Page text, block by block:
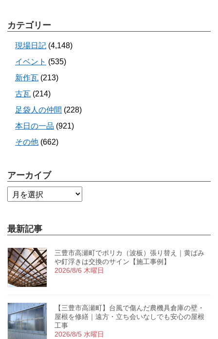
カテゴリー
現場日記 (4,148)
イベント (535)
新作瓦 (213)
古瓦 (214)
足袋人の仲間 (228)
本日の一品 (921)
その他 (662)
アーカイブ
最新記事
三豊市高瀬町でポリカ（波板）張り替え｜黄ばみ
や釘浮きは交換のサイン【施工事例】
2026/8/6 木曜日
【三豊市高瀬町】台風で傷んだ農機具倉庫の壁・
屋根を修繕｜遠方・立ち会いなしでも安心の屋根
工事
2026/8/5 水曜日